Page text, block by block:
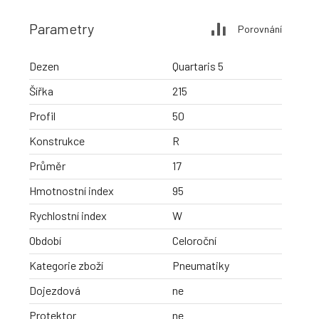
Parametry Porovnání
Dezen
Quartaris 5
Šířka
215
Profil
50
Konstrukce
R
Průměr
17
Hmotnostní index
95
Rychlostní index
W
Období
Celoroční
Kategorie zboží
Pneumatiky
Dojezdová
ne
Protektor
ne